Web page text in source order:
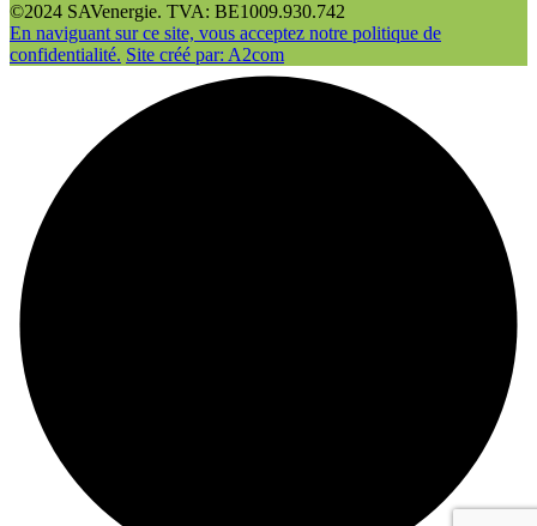
©2024 SAVenergie. TVA: BE1009.930.742
En naviguant sur ce site, vous acceptez notre politique de
confidentialité. Site créé par: A2com